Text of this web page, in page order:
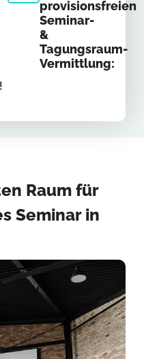
provisionsfreien
Seminar-
&
Tagungsraum-
Vermittlung:
Raum für
Seminar in